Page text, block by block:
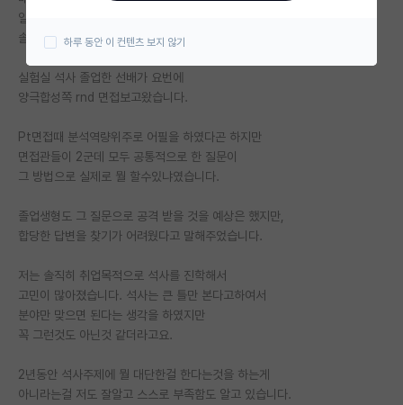
연구실(PI) 홍보 게시판
석박사 채용 정보 게시판
임용 정보 게시판
학부 인턴 게시판
취업 게시판
임용 후기 게시판
PI 전용 게시판
인문사회 계열 게시판
반도체/AI 게시판
일반 양극합성이랑은 다릅니다.
솔직히 연구용이지 산업체에서 쓰이진 않아요..
실험실 석사 졸업한 선배가 요번에
양극합성쪽 rnd 면접보고왔습니다.
Pt면접때 분석역량위주로 어필을 하였다곤 하지만
면접관들이 2군데 모두 공통적으로 한 질문이
그 방법으로 실제로 뭘 할수있냐였습니다.
졸업생형도 그 질문으로 공격 받을 것을 예상은 했지만,
합당한 답변을 찾기가 어려웠다고 말해주었습니다.
저는 솔직히 취업목적으로 석사를 진학해서
고민이 많아졌습니다. 석사는 큰 틀만 본다고하여서
분야만 맞으면 된다는 생각을 하였지만
꼭 그런것도 아닌것 같더라고요.
2년동안 석사주제에 뭘 대단한걸 한다는것을 하는게
아니라는걸 저도 잘알고 스스로 부족함도 알고 있습니다.
하루 동안 이 컨텐츠 보지 않기